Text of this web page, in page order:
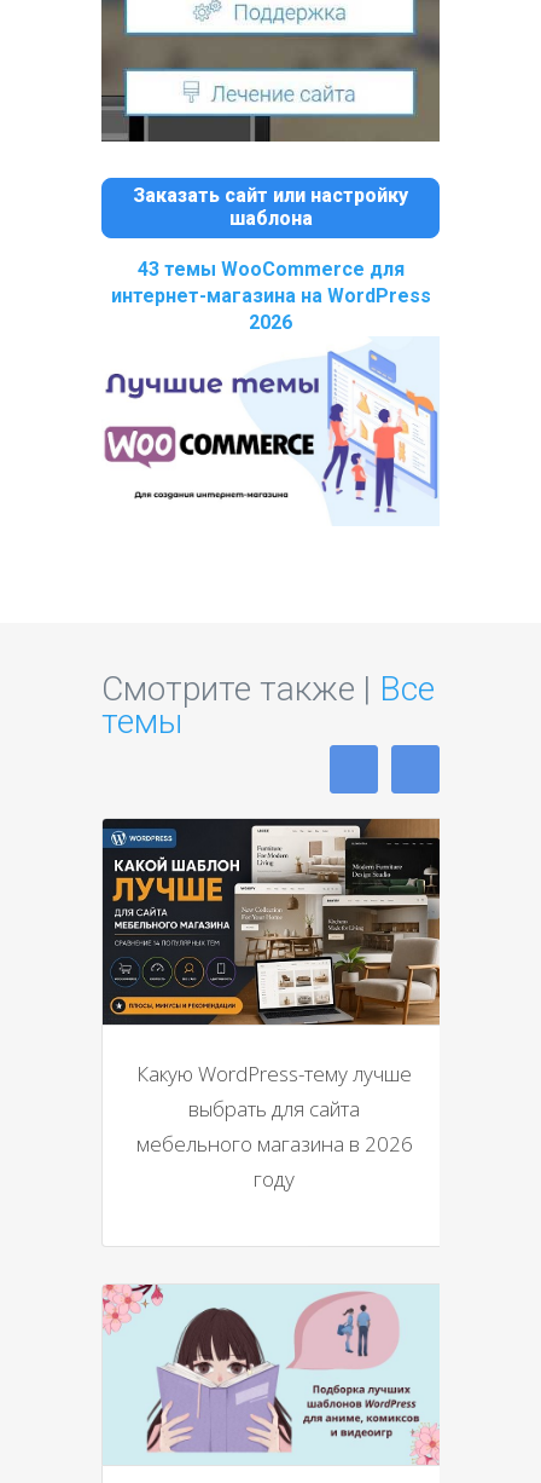
Заказать сайт или настройку
шаблона
43 темы WooCommerce для
интернет-магазина на WordPress
2026
Смотрите также | Все
темы
Какую WordPress-тему лучше
выбрать для сайта
мебельного магазина в 2026
году